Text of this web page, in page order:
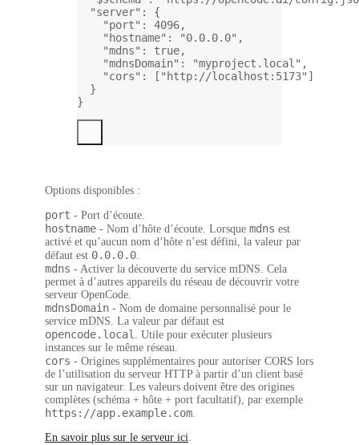
"server" : {
"port" : 4096,
"hostname" : "0.0.0.0" ,
"mdns" : true,
"mdnsDomain" : "myproject.local" ,
"cors" : [ "http://localhost:5173" ]
}
}
Options disponibles :
port - Port d’écoute.
hostname - Nom d’hôte d’écoute. Lorsque mdns est
activé et qu’aucun nom d’hôte n’est défini, la valeur par
défaut est 0.0.0.0.
mdns - Activer la découverte du service mDNS. Cela
permet à d’autres appareils du réseau de découvrir votre
serveur OpenCode.
mdnsDomain - Nom de domaine personnalisé pour le
service mDNS. La valeur par défaut est
opencode.local. Utile pour exécuter plusieurs
instances sur le même réseau.
cors - Origines supplémentaires pour autoriser CORS lors
de l’utilisation du serveur HTTP à partir d’un client basé
sur un navigateur. Les valeurs doivent être des origines
complètes (schéma + hôte + port facultatif), par exemple
https://app.example.com.
En savoir plus sur le serveur ici.